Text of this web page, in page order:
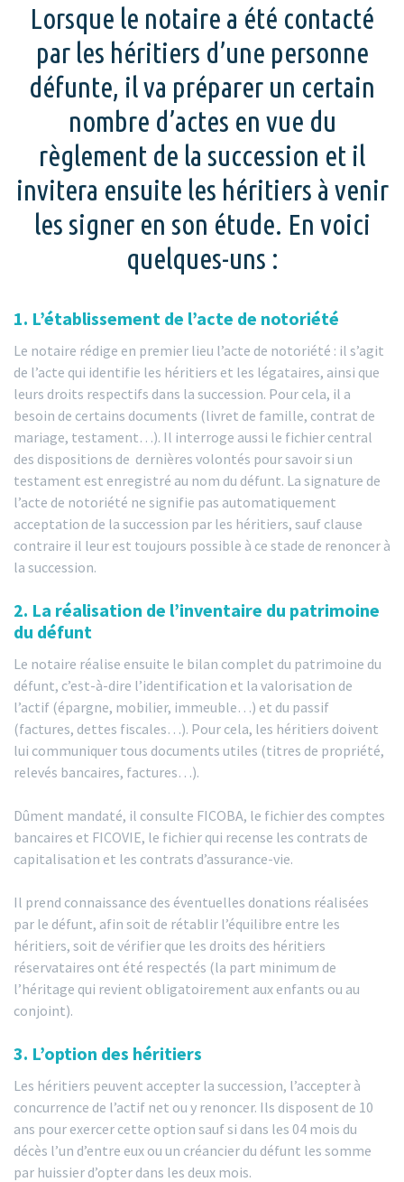
Lorsque le notaire a été contacté
par les héritiers d’une personne
défunte, il va préparer un certain
nombre d’actes en vue du
règlement de la succession et il
invitera ensuite les héritiers à venir
les signer en son étude. En voici
quelques-uns :
1. L’établissement de l’acte de notoriété
Le notaire rédige en premier lieu l’acte de notoriété : il s’agit
de l’acte qui identifie les héritiers et les légataires, ainsi que
leurs droits respectifs dans la succession. Pour cela, il a
besoin de certains documents (livret de famille, contrat de
mariage, testament…). Il interroge aussi le fichier central
des dispositions de dernières volontés pour savoir si un
testament est enregistré au nom du défunt. La signature de
l’acte de notoriété ne signifie pas automatiquement
acceptation de la succession par les héritiers, sauf clause
contraire il leur est toujours possible à ce stade de renoncer à
la succession.
2. La réalisation de l’inventaire du patrimoine
du défunt
Le notaire réalise ensuite le bilan complet du patrimoine du
défunt, c’est-à-dire l’identification et la valorisation de
l’actif (épargne, mobilier, immeuble…) et du passif
(factures, dettes fiscales…). Pour cela, les héritiers doivent
lui communiquer tous documents utiles (titres de propriété,
relevés bancaires, factures…).
Dûment mandaté, il consulte FICOBA, le fichier des comptes
bancaires et FICOVIE, le fichier qui recense les contrats de
capitalisation et les contrats d’assurance-vie.
Il prend connaissance des éventuelles donations réalisées
par le défunt, afin soit de rétablir l’équilibre entre les
héritiers, soit de vérifier que les droits des héritiers
réservataires ont été respectés (la part minimum de
l’héritage qui revient obligatoirement aux enfants ou au
conjoint).
3. L’option des héritiers
Les héritiers peuvent accepter la succession, l’accepter à
concurrence de l’actif net ou y renoncer. Ils disposent de 10
ans pour exercer cette option sauf si dans les 04 mois du
décès l’un d’entre eux ou un créancier du défunt les somme
par huissier d’opter dans les deux mois.